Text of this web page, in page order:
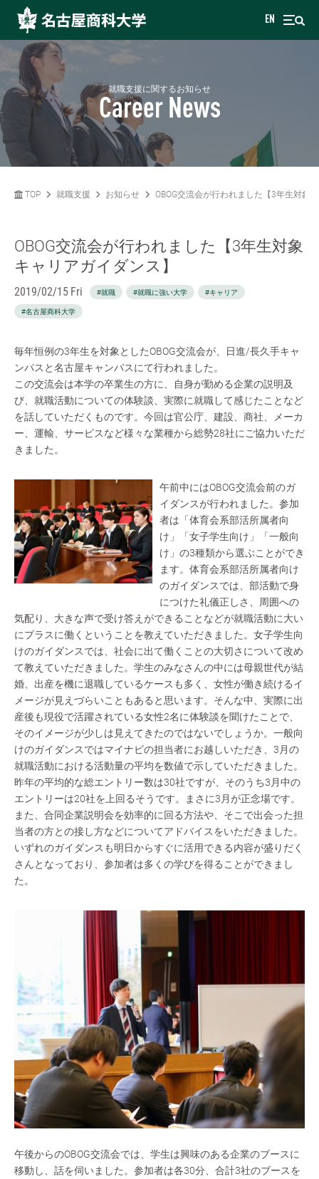
EN
就職支援に関するお知らせ
Career News
TOP 就職支援 お知らせ OBOG交流会が行われました【3年生対象
OBOG交流会が行われました【3年生対象
キャリアガイダンス】
2019/02/15 Fri #就職 #就職に強い大学 #キャリア
#名古屋商科大学
毎年恒例の3年生を対象としたOBOG交流会が、日進/長久手キャ
ンパスと名古屋キャンパスにて行われました。
この交流会は本学の卒業生の方に、自身が勤める企業の説明及
び、就職活動についての体験談、実際に就職して感じたことなど
を話していただくものです。今回は官公庁、建設、商社、メーカ
ー、運輸、サービスなど様々な業種から総勢28社にご協力いただ
きました。
午前中にはOBOG交流会前のガ
イダンスが行われました。参加
者は「体育会系部活所属者向
け」「女子学生向け」「一般向
け」の3種類から選ぶことができ
ます。体育会系部活所属者向け
のガイダンスでは、部活動で身
につけた礼儀正しさ、周囲への
気配り、大きな声で受け答えができることなどが就職活動に大い
にプラスに働くということを教えていただきました。女子学生向
けのガイダンスでは、社会に出て働くことの大切さについて改め
て教えていただきました。学生のみなさんの中には母親世代が結
婚、出産を機に退職しているケースも多く、女性が働き続けるイ
メージが見えづらいこともあると思います。そんな中、実際に出
産後も現役で活躍されている女性2名に体験談を聞けたことで、
そのイメージが少しは見えてきたのではないでしょうか。一般向
けのガイダンスではマイナビの担当者にお越しいただき、3月の
就職活動における活動量の平均を数値で示していただきました。
昨年の平均的な総エントリー数は30社ですが、そのうち3月中の
エントリーは20社を上回るそうです。まさに3月が正念場です。
また、合同企業説明会を効率的に回る方法や、そこで出会った担
当者の方との接し方などについてアドバイスをいただきました。
いずれのガイダンスも明日からすぐに活用できる内容が盛りだく
さんとなっており、参加者は多くの学びを得ることができまし
た。
午後からのOBOG交流会では、学生は興味のある企業のブースに
移動し、話を伺いました。参加者は各30分、合計3社のブースを